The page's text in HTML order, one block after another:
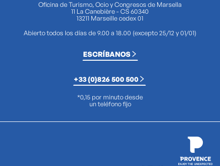
Oficina de Turismo, Ocio y Congresos de Marsella
11 La Canebière - CS 60340
13211 Marseille cedex 01
Abierto todos los días de 9.00 a 18.00 (excepto 25/12 y 01/01)
ESCRÍBANOS
+33 (0)826 500 500
*0,15 por minuto desde
un teléfono fijo